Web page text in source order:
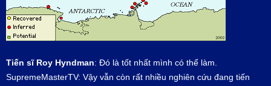
Tiến sĩ Roy Hyndman: Đó là tốt nhất mình có thể làm.
SupremeMasterTV: Vậy vẫn còn rất nhiều nghiên cứu đang tiến